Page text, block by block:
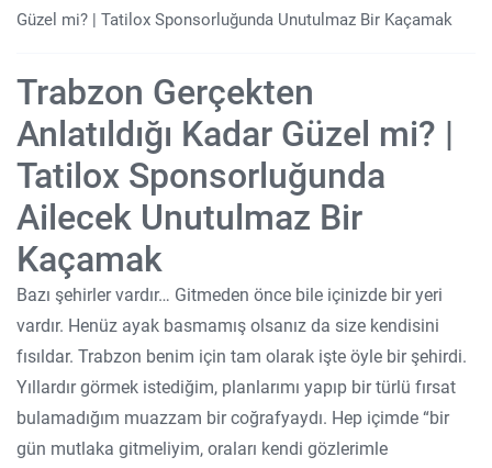
Güzel mi? | Tatilox Sponsorluğunda Unutulmaz Bir Kaçamak
Trabzon Gerçekten
Anlatıldığı Kadar Güzel mi? |
Tatilox Sponsorluğunda
Ailecek Unutulmaz Bir
Kaçamak
Bazı şehirler vardır… Gitmeden önce bile içinizde bir yeri
vardır. Henüz ayak basmamış olsanız da size kendisini
fısıldar. Trabzon benim için tam olarak işte öyle bir şehirdi.
Yıllardır görmek istediğim, planlarımı yapıp bir türlü fırsat
bulamadığım muazzam bir coğrafyaydı. Hep içimde “bir
gün mutlaka gitmeliyim, oraları kendi gözlerimle